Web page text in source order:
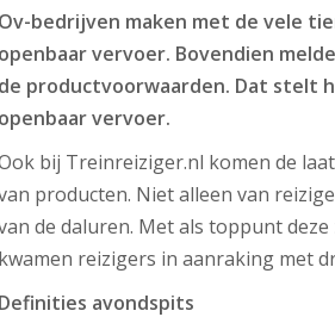
Ov-bedrijven maken met de vele
openbaar vervoer. Bovendien
de productvoorwaarden. Dat stelt
openbaar vervoer.
bij Treinreiziger.nl komen de
producten. Niet alleen van
de daluren. Met als toppunt deze
kwamen reizigers in aanraking met
Definities avondspits